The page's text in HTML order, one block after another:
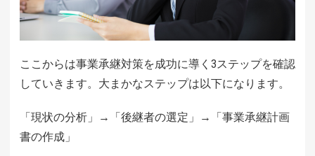
ここからは事業承継対策を成功に導く3ステップを確認
していきます。大まかなステップは以下になります。
「現状の分析」→「後継者の選定」→「事業承継計画
書の作成」